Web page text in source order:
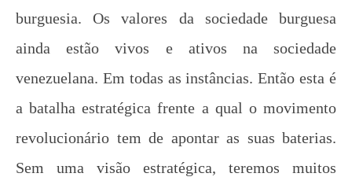
burguesia. Os valores da sociedade burguesa
ainda estão vivos e ativos na sociedade
venezuelana. Em todas as instâncias. Então esta é
a batalha estratégica frente a qual o movimento
revolucionário tem de apontar as suas baterias.
Sem uma visão estratégica, teremos muitos